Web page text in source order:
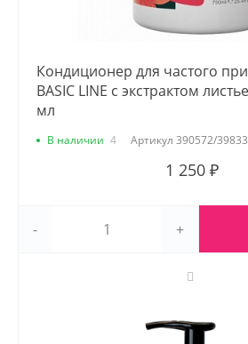
Кондиционер для частого
BASIC LINE с экстрактом
мл
В наличии 4 Артикул 390572/
1 250 ₽
- +